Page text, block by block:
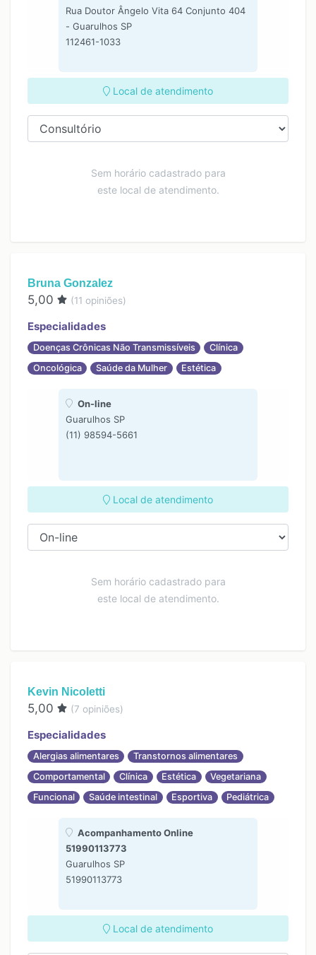
Rua Doutor Ângelo Vita 64 Conjunto 404
- Guarulhos SP
112461-1033
Local de atendimento
Sem horário cadastrado para
este local de atendimento.
Bruna Gonzalez
5,00 (11 opiniões)
Especialidades
Doenças Crônicas Não Transmissíveis
Clínica
Oncológica
Saúde da Mulher Estética
On-line
Guarulhos SP
(11) 98594-5661
Local de atendimento
Sem horário cadastrado para
este local de atendimento.
Kevin Nicoletti
5,00 (7 opiniões)
Especialidades
Alergias alimentares
Transtornos alimentares
Comportamental
Clínica Estética
Vegetariana
Funcional
Saúde intestinal Esportiva Pediátrica
Acompanhamento Online
51990113773
Guarulhos SP
51990113773
Local de atendimento